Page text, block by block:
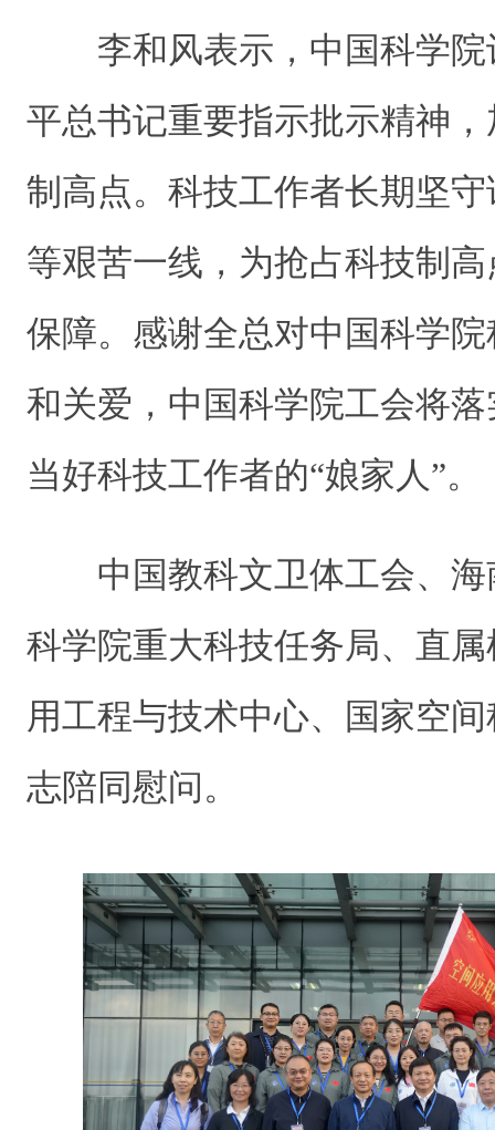
李和风表示，中国科学
平总书记重要指示批示精神
制高点。科技工作者长期坚
等艰苦一线，为抢占科技制
保障。感谢全总对中国科学
和关爱，中国科学院工会将
当好科技工作者的“娘家人”。
中国教科文卫体工会、
科学院重大科技任务局、直
用工程与技术中心、国家空
志陪同慰问。